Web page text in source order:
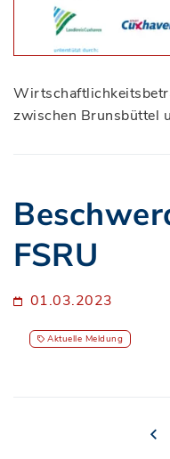
zwischen Brunsbüttel
FSRU
01.03.2023
Aktuelle Meldung